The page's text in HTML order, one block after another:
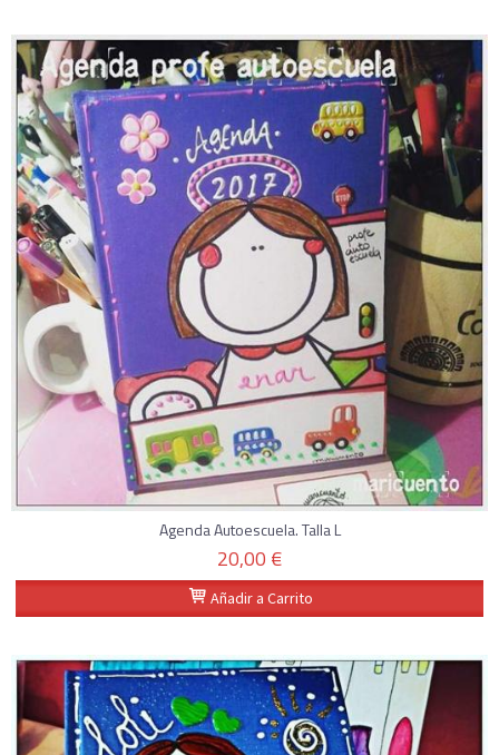
Agenda Autoescuela. Talla L
20,00 €
Añadir a Carrito